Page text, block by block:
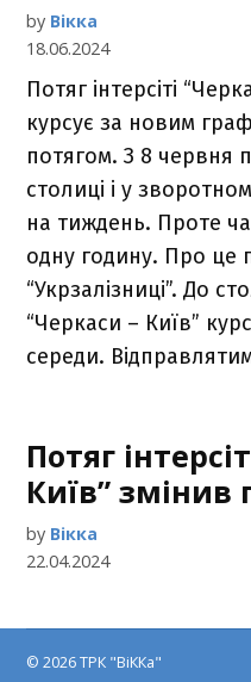
by Вікка
18.06.2024
Потяг інтерсіті
курсує за новим
потягом. З 8 червня
столиці і у
на тиждень. Проте
одну годину. Про це
“Укрзалізниці”. До
“Черкаси – Київ”
середи.
Потяг
Київ” змінив
by Вікка
22.04.2024
© 2026 ТРК "ВіККа"